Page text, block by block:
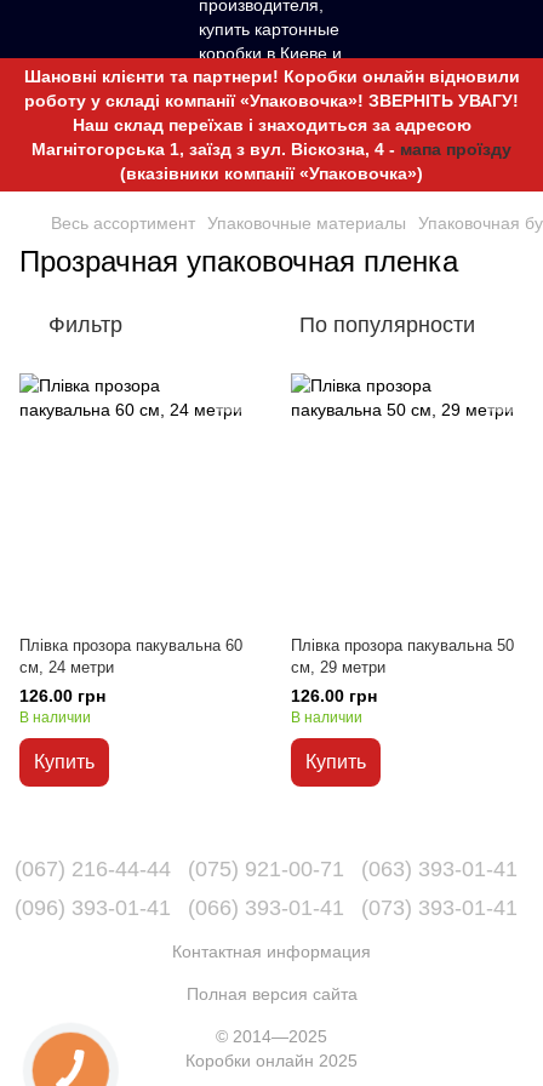
Шановні клієнти та партнери! Коробки онлайн відновили
роботу у складі компанії «Упаковочка»! ЗВЕРНІТЬ УВАГУ!
Наш склад переїхав і знаходиться за адресою
Магнітогорська 1, заїзд з вул. Віскозна, 4 - мапа проїзду
(вказівники компанії «Упаковочка»)
Весь ассортимент Упаковочные материалы Упаковочная
Прозрачная упаковочная пленка
Фильтр По популярности
Плівка прозора пакувальна 60
см, 24 метри
126.00 грн
В наличии
Купить
Плівка прозора пакувальна 50
см, 29 метри
126.00 грн
В наличии
Купить
(067) 216-44-44 (075) 921-00-71
(063) 393-01-41
(096) 393-01-41
(066) 393-01-41 (073) 393-01-41
Контактная информация
Полная версия сайта
© 2014—2025
Коробки онлайн 2025